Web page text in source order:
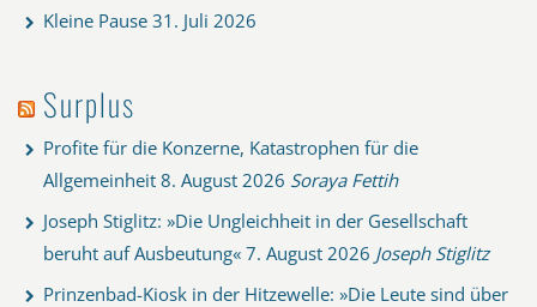
Kleine Pause 31. Juli 2026
Surplus
Profite für die Konzerne, Katastrophen für die
Allgemeinheit 8. August 2026 Soraya Fettih
Joseph Stiglitz: »Die Ungleichheit in der Gesellschaft
beruht auf Ausbeutung« 7. August 2026 Joseph Stiglitz
Prinzenbad-Kiosk in der Hitzewelle: »Die Leute sind über